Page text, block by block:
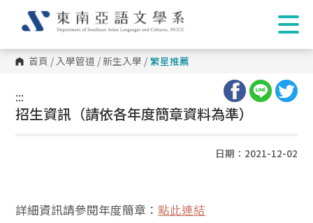
首頁 /入學管道 /新生入學 / 繁星推薦
:::
:::
招生資訊（請依各年度簡章資料為準）
日期：2021-12-02
詳細資訊請參閱年度簡章： 點此連結